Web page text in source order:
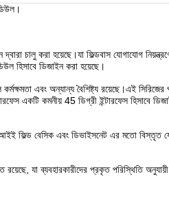
চালু করা হয়েছে।যা ফিল্ডবাস যোগাযোগ
হিসাবে ডিজাইন করা হয়েছে।
এবং অন্যান্য বৈশিষ্ট্য রয়েছে।এই
একটি কমনীয় 45 ডিগ্রী ইন্টারফেস হিসাবে
ফিল্ড বেসিক এবং ডিভাইসনেট এর মতো বিস্তৃত
যা ব্যবহারকারীদের প্রকৃত পরিস্থিতি অনুযায়ী